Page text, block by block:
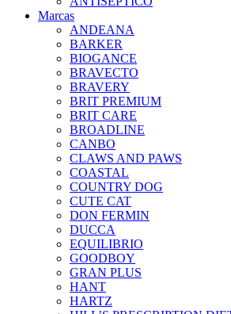
Marcas
ANDEANA
BARKER
BIOGANCE
BRAVECTO
BRAVERY
BRIT PREMIUM
BRIT CARE
BROADLINE
CANBO
CLAWS AND PAWS
COASTAL
COUNTRY DOG
CUTE CAT
DON FERMIN
DUCCA
EQUILIBRIO
GOODBOY
GRAN PLUS
HANT
HARTZ